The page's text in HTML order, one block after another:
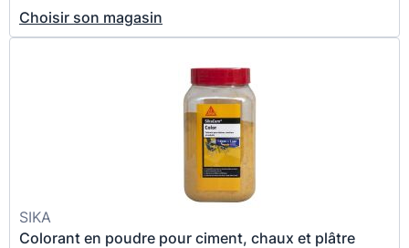
Choisir son magasin
SIKA
Colorant en poudre pour ciment, chaux et plâtre